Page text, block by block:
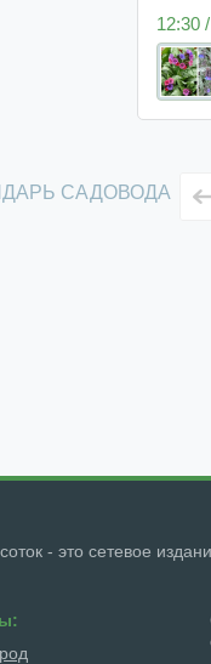
12:30
САДОВОДА
- это сетевое